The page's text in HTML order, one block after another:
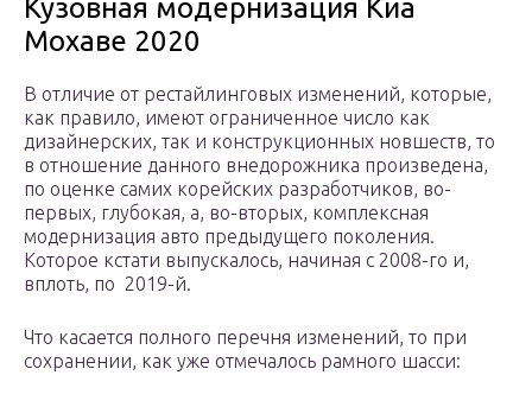
Кузовная модернизация Киа
Мохаве 2020
В отличие от рестайлинговых изменений, которые,
как правило, имеют ограниченное число как
дизайнерских, так и конструкционных новшеств, то
в отношение данного внедорожника произведена,
по оценке самих корейских разработчиков, во-
первых, глубокая, а, во-вторых, комплексная
модернизация авто предыдущего поколения.
Которое кстати выпускалось, начиная с 2008-го и,
вплоть, по 2019-й.
Что касается полного перечня изменений, то при
сохранении, как уже отмечалось рамного шасси: